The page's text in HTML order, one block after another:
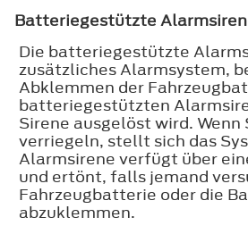
Batteriegestützte
Die batteriegestützte
zusätzliches Alarmsystem,
Abklemmen der
batteriegestützten
Sirene ausgelöst wird. Wenn
verriegeln, stellt sich das
Alarmsirene verfügt über
und ertönt, falls jemand
Fahrzeugbatterie oder die
abzuklemmen.